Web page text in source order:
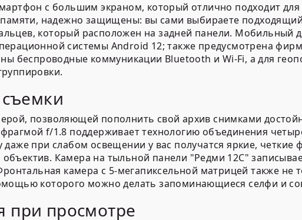
с большим экраном, который отлично подходит
надежно защищены: вы сами выбираете
который расположен на задней панели. Мобильный
системы Android 12; также предусмотрена
беспроводные коммуникации Bluetooth и Wi-Fi, а для
позволяющей пополнить свой архив снимками
f/1.8 поддерживает технологию объединения
даже при слабом освещении у вас получатся яркие,
Камера на тыльной панели "Редми 12С"
камера с 5-мегапиксельной матрицей также не
которого можно делать запоминающиеся селфи и
при просмотре